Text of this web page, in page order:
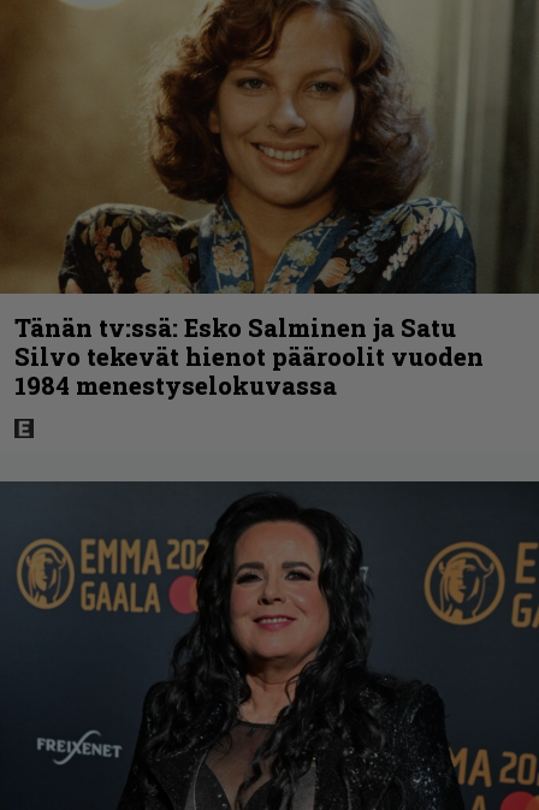
Tänän tv:ssä: Esko Salminen ja Satu
Silvo tekevät hienot pääroolit vuoden
1984 menestyselokuvassa